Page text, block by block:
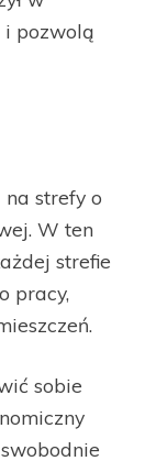
i pozwolą
na strefy o
W ten
strefie
pracy,
sobie